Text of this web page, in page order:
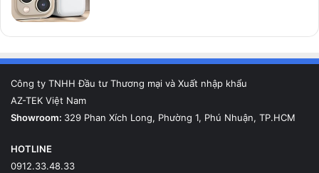
Công ty TNHH Đầu tư Thương mại và Xuất nhập khẩu
AZ-TEK Việt Nam
Showroom: 329 Phan Xích Long, Phường 1, Phú Nhuận, TP.HCM
HOTLINE
0912.33.48.33